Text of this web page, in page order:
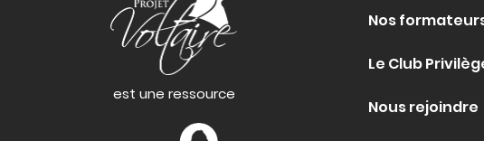
est une ressource
Nos
Le Club
Nous rejoindre